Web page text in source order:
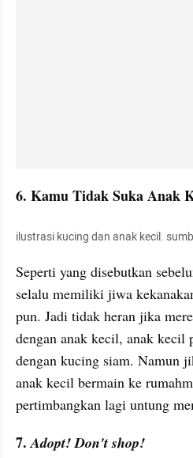
6. Kamu Tidak Suka Anak
ilustrasi kucing dan anak kecil.
Seperti yang disebutkan
selalu memiliki jiwa
pun. Jadi tidak heran jika
dengan anak kecil, anak kecil
dengan kucing siam. Namun
anak kecil bermain ke
pertimbangkan lagi untung
7. Adopt! Don't shop!